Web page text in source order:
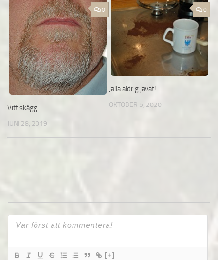
0
Vitt skägg
JUNI 28, 2019
0
Jalla aldrig javat!
OKTOBER 5, 2020
[+]